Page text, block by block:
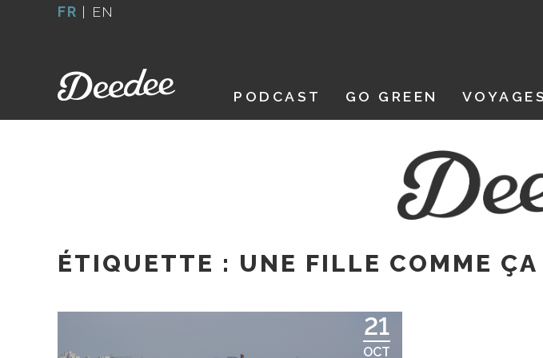
FR | EN
PODCAST GO GREEN VOYAGES
ÉTIQUETTE : UNE FILLE COMME ÇA
21
OCT